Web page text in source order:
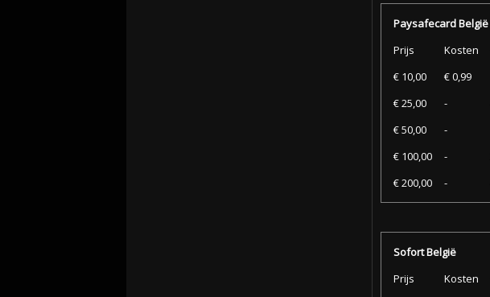
Paysafecard België
Prijs
Kosten
€ 10,00
€ 0,99
€ 25,00
-
€ 50,00
-
€ 100,00
-
€ 200,00
-
Sofort België
Prijs
Kosten